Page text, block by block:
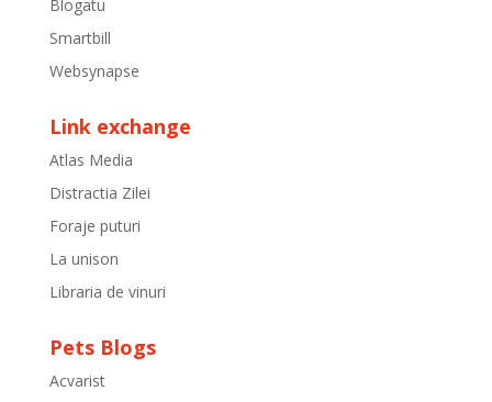
Blogatu
Smartbill
Websynapse
Link exchange
Atlas Media
Distractia Zilei
Foraje puturi
La unison
Libraria de vinuri
Pets Blogs
Acvarist